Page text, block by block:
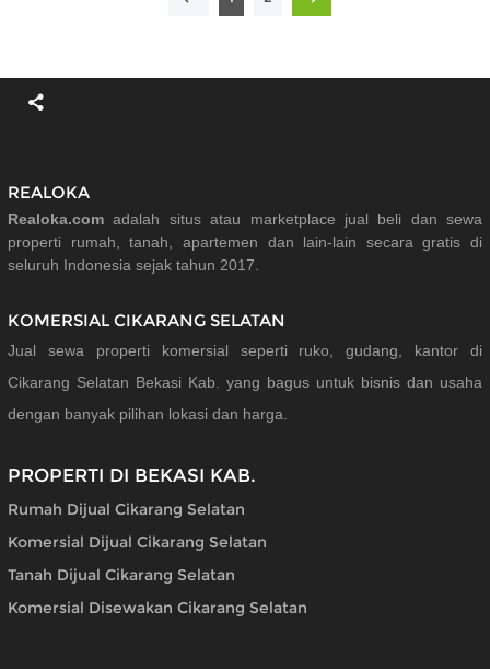
REALOKA
Realoka.com adalah situs atau marketplace jual beli dan sewa
properti rumah, tanah, apartemen dan lain-lain secara gratis di
seluruh Indonesia sejak tahun 2017.
KOMERSIAL CIKARANG SELATAN
Jual sewa properti komersial seperti ruko, gudang, kantor di
Cikarang Selatan Bekasi Kab. yang bagus untuk bisnis dan usaha
dengan banyak pilihan lokasi dan harga.
PROPERTI DI BEKASI KAB.
Rumah Dijual Cikarang Selatan
Komersial Dijual Cikarang Selatan
Tanah Dijual Cikarang Selatan
Komersial Disewakan Cikarang Selatan